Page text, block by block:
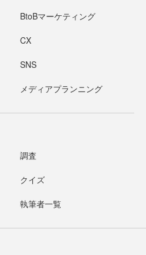
BtoBマーケティング
CX
SNS
メディアプランニング
調査
クイズ
執筆者一覧